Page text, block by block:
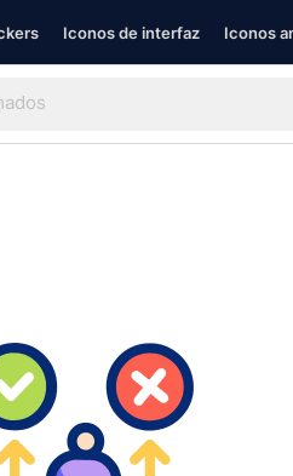
Iconos de interfaz Iconos